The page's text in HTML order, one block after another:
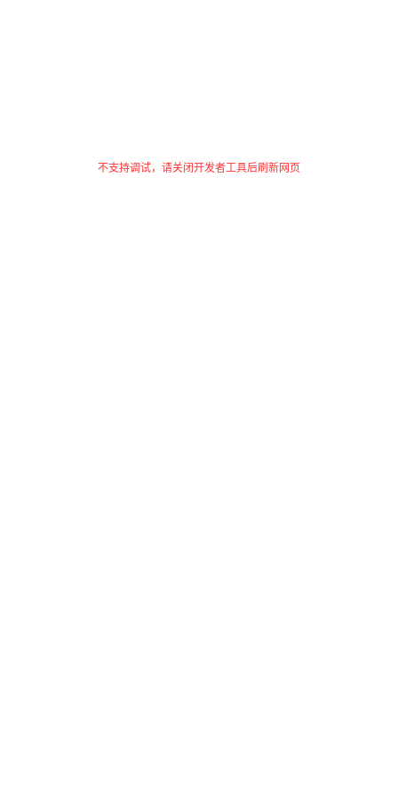
不支持调试，请关闭开发者工具后刷新网页